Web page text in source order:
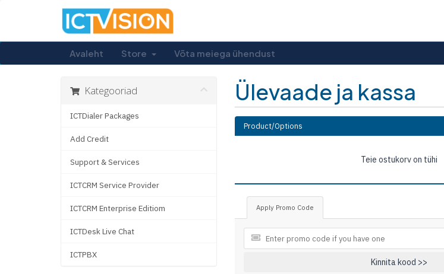
Avaleht Store Võta meiega ühendust
Ülevaade ja kassa
Kategooriad
ICTDialer Packages
Add Credit
Support & Services
ICTCRM Service Provider
ICTCRM Enterprise Editiom
ICTDesk Live Chat
ICTPBX
Product/Options
Teie ostukorv on tühi
Apply Promo Code
Kinnita kood >>